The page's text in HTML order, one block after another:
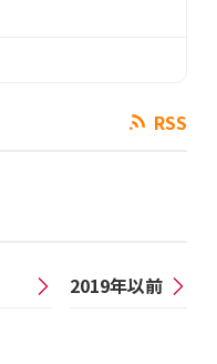
RSS
2019年以前